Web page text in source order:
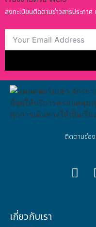
ลงทะเบียนติดตามข่าวสารประกาศ
ติดตามช่อ
เกี่ยวกับเรา